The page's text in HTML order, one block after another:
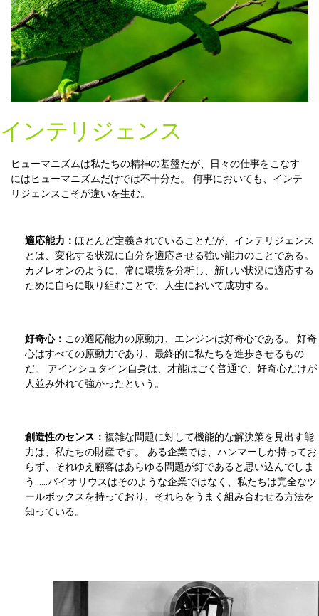
インテリジェンス
ヒューマニズムは私たちの精神の基盤だが、日々の仕事をこなす
にはヒューマニズムだけでは不十分だ。 何事においても、インテ
リジェンスこそが違いを生む。
適応能力： ほとんど定義されていることだが、インテリジェンス
とは、変化する状況に自分を適応させる強い能力のことである。
カメレオンのように、常に環境を分析し、新しい状況に適応する
ために自らに取り組むことで、人生において成功する。
好奇心： この適応能力の原動力、エンジンは好奇心である。 好奇
心はすべての原動力であり、最終的に私たちを進歩させるもの
だ。 アインシュタイン自身は、才能はごく普通で、好奇心だけが
人並み外れて強かったという。
創造性のセンス： 複雑な問題に対して機能的な解決策を見出す能
力は、私たちの財産です。 ある企業では、ハンマーしか持ってお
らず、それゆえ顧客はあらゆる問題が釘であると思い込んでしま
う……バイオリウスはそのような企業ではなく、私たちは完全なツ
ールボックスを持っており、それらをうまく組み合わせる方法を
知っている。